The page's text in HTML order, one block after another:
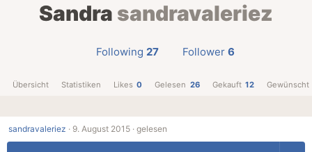
Sandra sandravaleriez
Following 27 Follower 6
Übersicht Statistiken Likes 0 Gelesen 26 Gekauft 12 Gewünscht
sandravaleriez · 9. August 2015 · gelesen